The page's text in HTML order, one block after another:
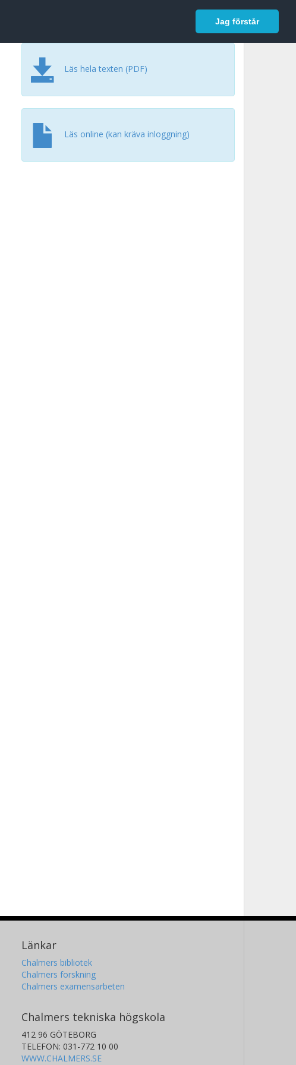
Jag förstår
Logga in
Läs hela texten (PDF)
Läs online (kan kräva inloggning)
Länkar
Chalmers bibliotek
Chalmers forskning
Chalmers examensarbeten
Chalmers tekniska högskola
412 96 GÖTEBORG
TELEFON: 031-772 10 00
WWW.CHALMERS.SE